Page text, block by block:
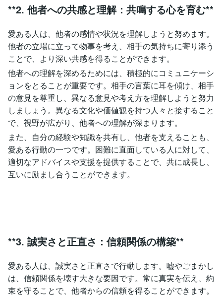
**2. 他者への共感と理解：共鳴する心を育む**
愛ある人は、他者の感情や状況を理解しようと努めます。
他者の立場に立って物事を考え、相手の気持ちに寄り添う
ことで、より深い共感を得ることができます。
他者への理解を深めるためには、積極的にコミュニケーシ
ョンをとることが重要です。相手の言葉に耳を傾け、相手
の意見を尊重し、異なる意見や考え方を理解しようと努力
しましょう。異なる文化や価値観を持つ人々と接すること
で、視野が広がり、他者への理解が深まります。
また、自分の経験や知識を共有し、他者を支えることも、
愛ある行動の一つです。困難に直面している人に対して、
適切なアドバイスや支援を提供することで、共に成長し、
互いに励まし合うことができます。
**3. 誠実さと正直さ：信頼関係の構築**
愛ある人は、誠実さと正直さで行動します。嘘やごまかし
は、信頼関係を壊す大きな要因です。常に真実を伝え、約
束を守ることで、他者からの信頼を得ることができます。